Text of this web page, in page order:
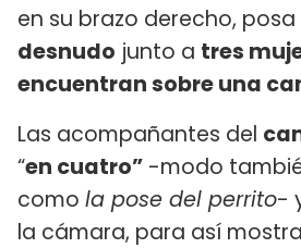
en su brazo derecho,
desnudo junto a tres
encuentran sobre una
Las acompañantes del
“en cuatro” -modo
como la pose del perrito-
la cámara, para así